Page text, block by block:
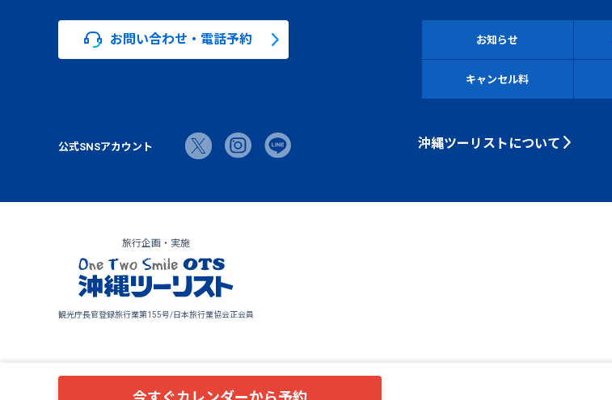
お問い合わせ・電話予約 お知らせ
キャンセル料
公式SNSアカウント 沖縄ツーリストについて
旅行企画・実施
観光庁長官登録旅行業第155号/日本旅行業協会正会員